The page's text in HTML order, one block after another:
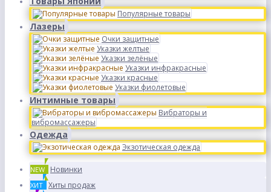
Популярные товары
Лазеры
Очки защитные
Указки желтые
Указки зелёные
Указки инфракрасные
Указки красные
Указки фиолетовые
Интимные товары
Вибраторы и
вибромассажеры
Одежда
Экзотическая одежда
NEW Новинки
ХИТ Хиты продаж